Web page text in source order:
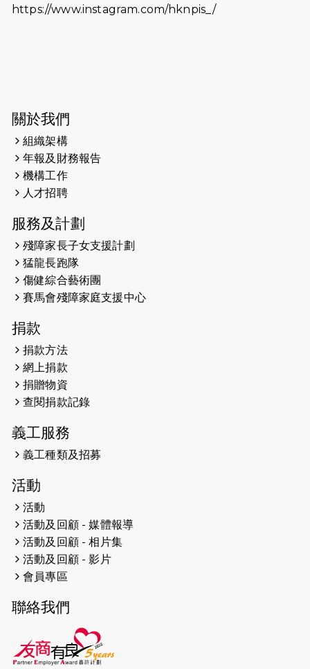
2026-06-11
猛龍長跑隊恆常練習 - 6月11日（19:00
2026-05-28
2026-05-22
2026-05-21
2026-05-14
（19:00開始）
2026-05-07
開始）
2026-04-30
2026-04-25
2026-04-24
2026-04-23
2026-04-19
2026-04-16
猛龍長跑隊恆常練習 - 4月16日
（19:00開始）
2026-04-12
2026-04-11
2026-04-10 太古家＋賞系列：漫步魔術與音樂
https://www.instagram.com/hknpis_/
關於我們
組織架構
年報及財務報告
機構工作
人才招聘
服務及計劃
殘障家長子女支援計劃
猛龍長跑隊
傷健綜合藝術團
賽馬會殘障家庭支援中心
捐款
捐款方法
網上捐款
捐贈物資
查閱捐款記錄
義工服務
義工種類及招募
活動
活動
活動及回顧 - 媒體報導
活動及回顧 - 相片集
活動及回顧 - 影片
會員專區
聯絡我們